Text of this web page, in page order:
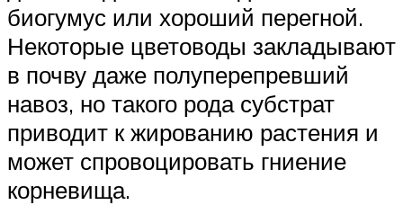
биогумус или хороший перегной.
Некоторые цветоводы закладывают
в почву даже полуперепревший
навоз, но такого рода субстрат
приводит к жированию растения и
может спровоцировать гниение
корневища.